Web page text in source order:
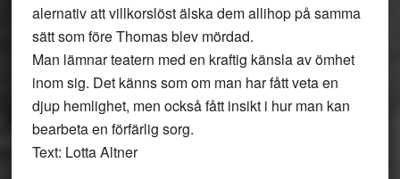
alernativ att villkorslöst älska dem allihop på samma
sätt som före Thomas blev mördad.
Man lämnar teatern med en kraftig känsla av ömhet
inom sig. Det känns som om man har fått veta en
djup hemlighet, men också fått insikt i hur man kan
bearbeta en förfärlig sorg.
Text: Lotta Altner